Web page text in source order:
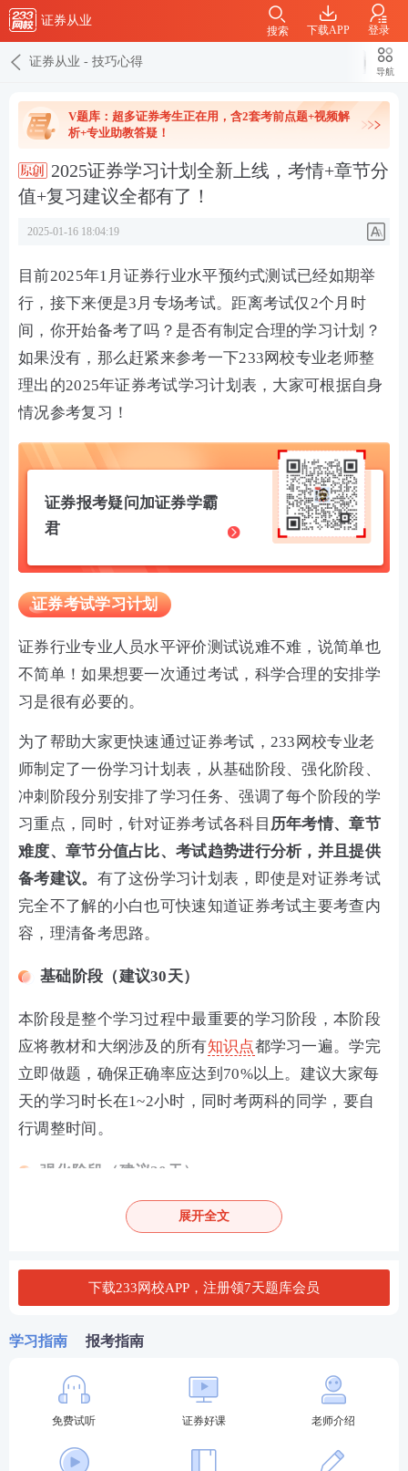
证券从业
下载APP 登录
搜索
证券从业 - 技巧心得
导航
V题库：超多证券考生正在用，含2套考前点题+视频解
析+专业助教答疑！
2025证券学习计划全新上线，考情+章节分
值+复习建议全都有了！
2025-01-16 18:04:19
目前2025年1月证券行业水平预约式测试已经如期举
行，接下来便是3月专场考试。距离考试仅2个月时
间，你开始备考了吗？是否有制定合理的学习计划？
如果没有，那么赶紧来参考一下233网校专业老师整
理出的2025年证券考试学习计划表，大家可根据自身
情况参考复习！
证券报考疑问加证券学霸
君
证券考试学习计划
证券行业专业人员水平评价测试说难不难，说简单也
不简单！如果想要一次通过考试，科学合理的安排学
习是很有必要的。
为了帮助大家更快速通过证券考试，233网校专业老
师制定了一份学习计划表，从基础阶段、强化阶段、
冲刺阶段分别安排了学习任务、强调了每个阶段的学
习重点，同时，针对证券考试各科目 历年考情、章节
难度、章节分值占比、考试趋势进行分析，并且提供
备考建议。 有了这份学习计划表，即使是对证券考试
完全不了解的小白也可快速知道证券考试主要考查内
容，理清备考思路。
基础阶段（建议30天）
本阶段是整个学习过程中最重要的学习阶段，本阶段
应将教材和大纲涉及的所有知识点都学习一遍。学完
立即做题，确保正确率应达到70%以上。建议大家每
天的学习时长在1~2小时，同时考两科的同学，要自
行调整时间。
强化阶段（建议20天）
考生要将核心知识点再回顾、串联一遍，
遍，提高学习效率。在此阶段，考生要做到专项突
破，什么是专项突破呢，比如科目二计算题分值占比
冲刺阶段主要是提高做题速度和准确度，熟悉真题出
展开全文
下载233网校APP，注册领7天题库会员
学习指南 报考指南
免费试听 证券好课 老师介绍